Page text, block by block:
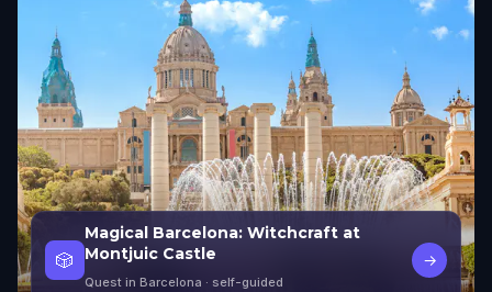
🎲
Magical Barcelona: Witchcraft at
Montjuic Castle
Quest in Barcelona · self-guided
→